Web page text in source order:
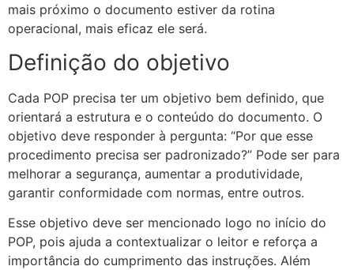
mais próximo o documento estiver da rotina
operacional, mais eficaz ele será.
Definição do objetivo
Cada POP precisa ter um objetivo bem definido, que
orientará a estrutura e o conteúdo do documento. O
objetivo deve responder à pergunta: “Por que esse
procedimento precisa ser padronizado?” Pode ser para
melhorar a segurança, aumentar a produtividade,
garantir conformidade com normas, entre outros.
Esse objetivo deve ser mencionado logo no início do
POP, pois ajuda a contextualizar o leitor e reforça a
importância do cumprimento das instruções. Além